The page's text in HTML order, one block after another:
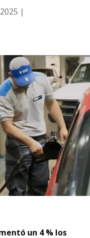
|
un 4 % los